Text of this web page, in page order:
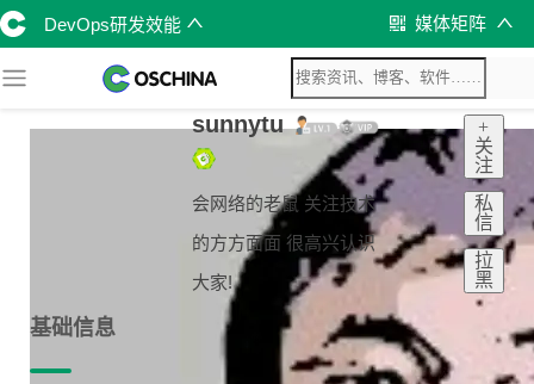
DevOps研发效能 媒体矩阵
sunnytu
会网络的老鼠 关注技术
的方方面面 很高兴认识
大家!
+
关
注
私
信
拉
黑
基础信息